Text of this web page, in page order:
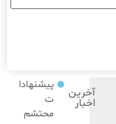
آخرین
اخبار
پیشنهادا
ت
محتشم